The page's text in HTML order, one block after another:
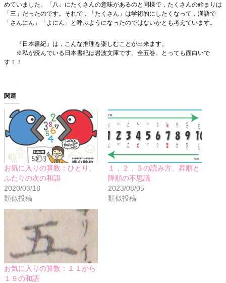
めていました。「八」にたくさんの意味があるのと同様で，たくさんの始まりは
「三」だったのです。それで，「たくさん」は学術的にしたくなって，漢語で
「さんにん」「よにん」と呼ぶようになったのではないかとも考えています。
『日本書紀』は，こんな推理を楽しむことが出来ます。
※私が読んでいる日本書紀は岩波文庫です。全五巻。とっても面白いで
す！！
関連
お気に入りの算数：ひとり、
ふたりの次の和語
2020/03/18
類似投稿
１，２，３の読み方、昇順と
降順の不思議
2023/08/05
類似投稿
お気に入りの算数：１１から
１９の和語